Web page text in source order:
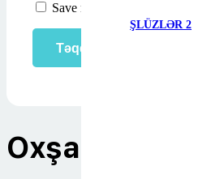
ŞLÜZLƏR 2
Save my name, email, and
Oxşar